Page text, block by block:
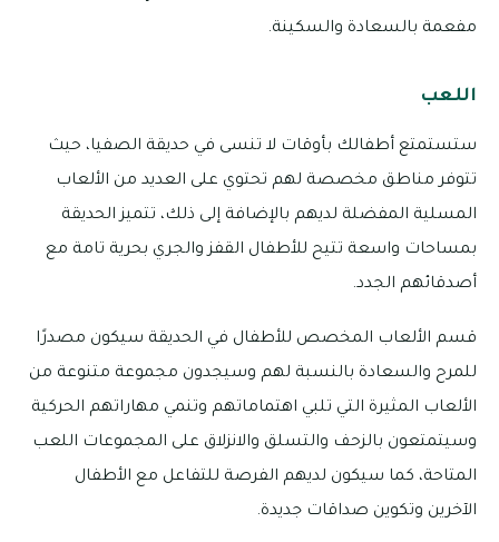
مفعمة بالسعادة والسكينة.
اللعب
ستستمتع أطفالك بأوقات لا تنسى في حديقة الصفيا، حيث
تتوفر مناطق مخصصة لهم تحتوي على العديد من الألعاب
المسلية المفضلة لديهم بالإضافة إلى ذلك، تتميز الحديقة
بمساحات واسعة تتيح للأطفال القفز والجري بحرية تامة مع
أصدقائهم الجدد.
قسم الألعاب المخصص للأطفال في الحديقة سيكون مصدرًا
للمرح والسعادة بالنسبة لهم وسيجدون مجموعة متنوعة من
الألعاب المثيرة التي تلبي اهتماماتهم وتنمي مهاراتهم الحركية
وسيتمتعون بالزحف والتسلق والانزلاق على المجموعات اللعب
المتاحة، كما سيكون لديهم الفرصة للتفاعل مع الأطفال
الآخرين وتكوين صداقات جديدة.